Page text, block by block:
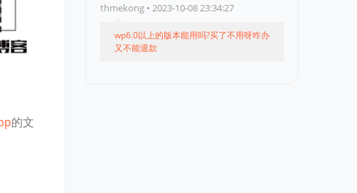
的文
thmekong • 2023-10-08 23:34:27
wp6.0以上的版本能用吗?买了不用呀咋办
又不能退款